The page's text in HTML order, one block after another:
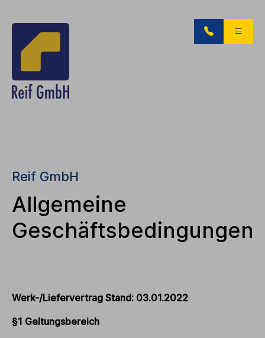
Reif GmbH
Allgemeine
Geschäftsbedingungen
Werk-/Liefervertrag Stand: 03.01.2022
§1 Geltungsbereich